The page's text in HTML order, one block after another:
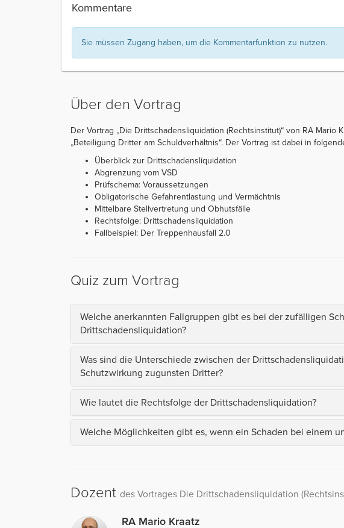
Kommentare
Sie müssen Zugang haben, um die Kommentarfunktion zu nutzen.
Über den Vortrag
Der Vortrag „Die Drittschadensliquidation (Rechtsinstitut)“ von RA Mario
„Beteiligung Dritter am Schuldverhältnis“. Der Vortrag ist dabei in
Überblick zur Drittschadensliquidation
Abgrenzung vom VSD
Prüfschema: Voraussetzungen
Obligatorische Gefahrentlastung und Vermächtnis
Mittelbare Stellvertretung und Obhutsfälle
Rechtsfolge: Drittschadensliquidation
Fallbeispiel: Der Treppenhausfall 2.0
Quiz zum Vortrag
Welche anerkannten Fallgruppen gibt es bei der zufälligen
Drittschadensliquidation?
Was sind die Unterschiede zwischen der
Schutzwirkung zugunsten Dritter?
Wie lautet die Rechtsfolge der Drittschadensliquidation?
Welche Möglichkeiten gibt es, wenn ein Schaden bei einem
Dozent des Vortrages Die Drittschadensliquidation
RA Mario Kraatz